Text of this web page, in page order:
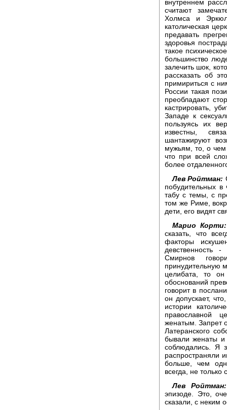
внутреннем
считают
Холмса и
католическая
предавать
здоровья
такое
большинство
залечить шок,
рассказать об
примириться с
России такая
преобладают
кастрировать,
Западе к
пользуясь их
известны,
шантажируют
мужьям, то, о чем
что при всей
более
Лев Ройтман:
побудительных в
табу с темы, с
том же Риме,
дети, его видят
Марио Корти:
сказать, что
факторы
девственность
Смирнов
принудительную
целибата, то
обоснований
говорит в
он допускает,
истории
православной
женатым. Запрет
Латеранского
бывали женаты и
соблюдались. Я
распространяли
больше, чем
всегда, не только
Лев Ройтман:
эпизоде. Это,
сказали, с неким